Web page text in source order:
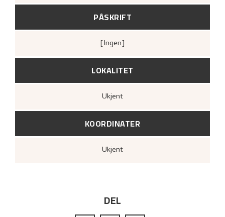
PÅSKRIFT
[ingen]
LOKALITET
Ukjent
KOORDINATER
Ukjent
DEL